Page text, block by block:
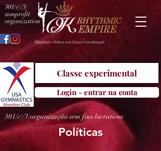
Elegância e beleza com força e coordenação
Classe experimental
501(c)(3)
nonprofit
organization
Login - entrar na conta
501(c)(3)organização sem fins lucrativos
Políticas